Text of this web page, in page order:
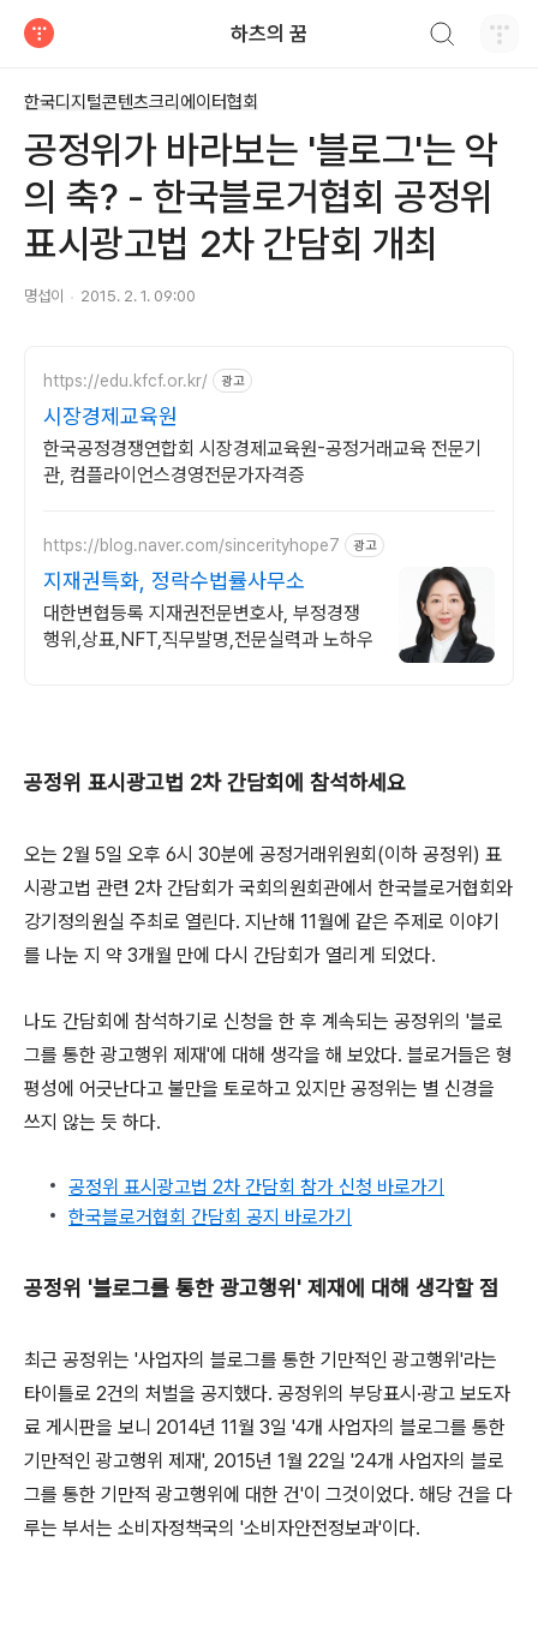
하츠의 꿈
한국디지털콘텐츠크리에이터협회
공정위가 바라보는 '블로그'는 악
의 축? - 한국블로거협회 공정위
표시광고법 2차 간담회 개최
명섭이 2015. 2. 1. 09:00
https://edu.kfcf.or.kr/ 광고
시장경제교육원
한국공정경쟁연합회 시장경제교육원-공정거래교육 전문기
관, 컴플라이언스경영전문가자격증
https://blog.naver.com/sincerityhope7 광고
지재권특화, 정락수법률사무소
대한변협등록 지재권전문변호사, 부정경쟁
행위,상표,NFT,직무발명,전문실력과 노하우
공정위 표시광고법 2차 간담회에 참석하세요
오는 2월 5일 오후 6시 30분에 공정거래위원회(이하 공정위) 표
시광고법 관련 2차 간담회가 국회의원회관에서 한국블로거협회와
강기정의원실 주최로 열린다. 지난해 11월에 같은 주제로 이야기
를 나눈 지 약 3개월 만에 다시 간담회가 열리게 되었다.
나도 간담회에 참석하기로 신청을 한 후 계속되는 공정위의 '블로
그를 통한 광고행위 제재'에 대해 생각을 해 보았다. 블로거들은 형
평성에 어긋난다고 불만을 토로하고 있지만 공정위는 별 신경을
쓰지 않는 듯 하다.
공정위 표시광고법 2차 간담회 참가 신청 바로가기
한국블로거협회 간담회 공지 바로가기
공정위 '블로그를 통한 광고행위' 제재에 대해 생각할 점
최근 공정위는 '사업자의 블로그를 통한 기만적인 광고행위'라는
타이틀로 2건의 처벌을 공지했다. 공정위의 부당표시·광고 보도자
료 게시판을 보니 2014년 11월 3일 '4개 사업자의 블로그를 통한
기만적인 광고행위 제재', 2015년 1월 22일 '24개 사업자의 블로
그를 통한 기만적 광고행위에 대한 건'이 그것이었다. 해당 건을 다
루는 부서는 소비자정책국의 '소비자안전정보과'이다.